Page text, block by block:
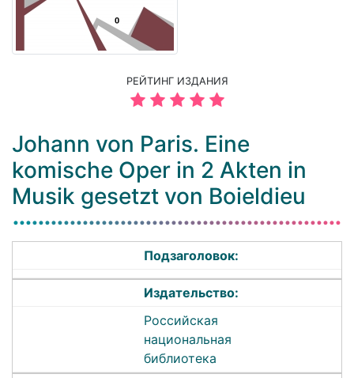
РЕЙТИНГ ИЗДАНИЯ
Johann von Paris. Eine
komische Oper in 2 Akten in
Musik gesetzt von Boieldieu
Подзаголовок:
Издательство:
Российская
национальная
библиотека